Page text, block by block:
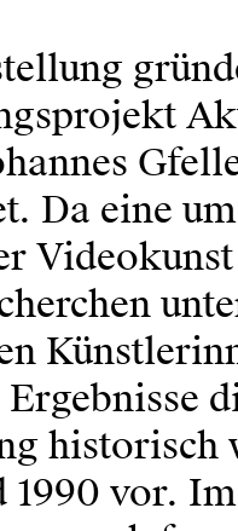
Da eine
historisch
1990 vor.